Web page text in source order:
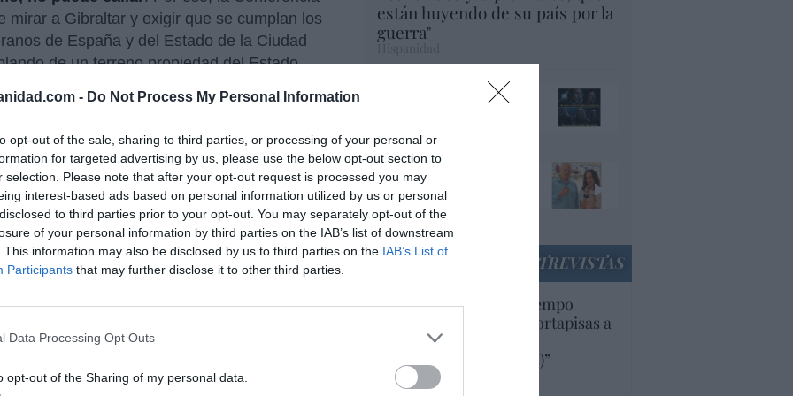
- Do Not Process My Personal Information
opt-out of the sale, sharing to third parties, or processing of your personal or
for targeted advertising by us, please use the below opt-out section to
selection. Please note that after your opt-out request is processed you may
interest-based ads based on personal information utilized by us or personal
to third parties prior to your opt-out. You may separately opt-out of the
of your personal information by third parties on the IAB’s list of downstream
This information may also be disclosed by us to third parties on the IAB’s List of
Participants that may further disclose it to other third parties.
Data Processing Opt Outs
opt-out of the Sharing of my personal data.
mirar a Gibraltar y exigir que se cumplan los
de España y del Estado de la Ciudad
de un terreno propiedad del Estado
donde manda la Iglesia y según
ni los cadáveres de los cementerios se
cristiano, ni tan siquiera jurídico: es el
según la antropología, comienza cuando
es decir, a respetarlos.
ya negocia con el Vaticano,
Calvo, entonces vicepresidenta primera,
con el
volvió a Madrid asegurando que el Vaticano
el Valle de los Caídos y exhumar el
una nota aclaratoria del Vaticano -hecho
que aquello era mentira.
están huyendo de su país por la
guerra"
Cuando el orco llame a
tu puerta, ábresela
Fue una invasión y no
venían a trabajar,
venían a provocar
Hispanidad
ENTREVISTAS
“Europa lleva mucho tiempo
poniendo aranceles y cortapisas a
productos y compañías
americanas (y europeas)”
por Ana Sánchez Arjona